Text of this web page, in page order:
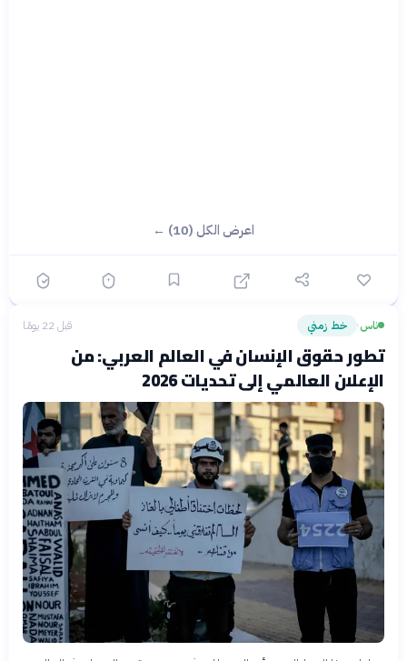
اعرض الكل (10) ←
ناس› خط زمني قبل 22 يومًا
تطور حقوق الإنسان في العالم العربي: من
الإعلان العالمي إلى تحديات 2026